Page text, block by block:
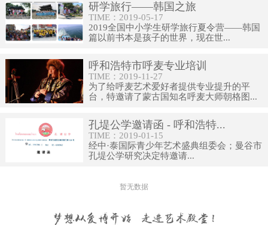
研学旅行——韩国之旅
TIME：2019-05-17
2019全国中小学生研学旅行夏令营——韩国
篇以前书本是孩子的世界，现在世...
呼和浩特市呼麦专业培训
TIME：2019-11-27
为了给呼麦艺术爱好者提供专业提升的平
台，特邀请了蒙古国知名呼麦大师朝格图...
孔堤公学邀请函 - 呼和浩特...
TIME：2019-01-15
经中·泰国际青少年艺术盛典组委会；曼谷市
孔堤公学研究决定特邀请...
暂无数据